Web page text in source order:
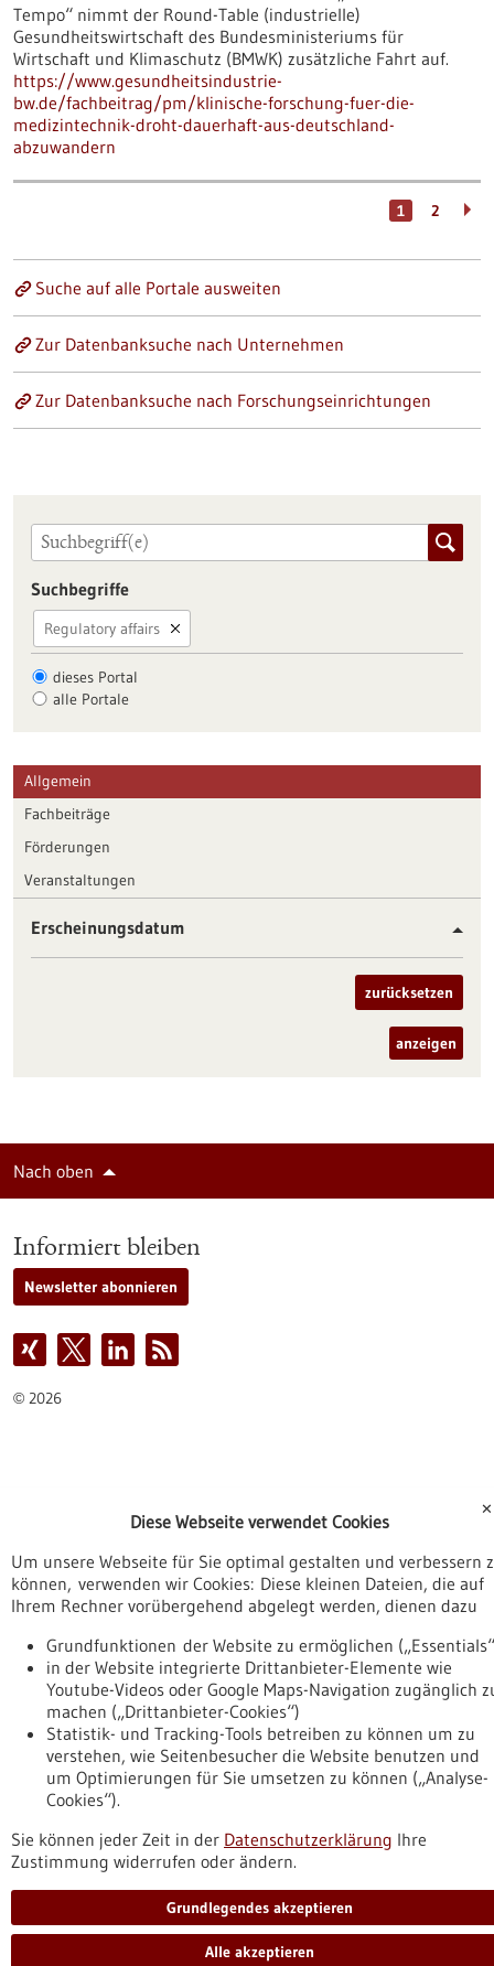
Tempo“ nimmt der Round-Table (industrielle)
Gesundheitswirtschaft des Bundesministeriums für
Wirtschaft und Klimaschutz (BMWK) zusätzliche Fahrt auf.
https://www.gesundheitsindustrie-
bw.de/fachbeitrag/pm/klinische-forschung-fuer-die-
medizintechnik-droht-dauerhaft-aus-deutschland-
abzuwandern
1 2
Suche auf alle Portale ausweiten
Zur Datenbanksuche nach Unternehmen
Zur Datenbanksuche nach Forschungseinrichtungen
Suchbegriffe
Regulatory affairs
dieses Portal
alle Portale
Allgemein
Fachbeiträge
Förderungen
Veranstaltungen
Erscheinungsdatum
zurücksetzen
anzeigen
Nach oben
Informiert bleiben
Newsletter abonnieren
© 2026
✕
Diese Webseite verwendet Cookies
Um unsere Webseite für Sie optimal gestalten und verbessern
können, verwenden wir Cookies: Diese kleinen Dateien, die auf
Ihrem Rechner vorübergehend abgelegt werden, dienen dazu
Grundfunktionen der Website zu ermöglichen
in der Website integrierte Drittanbieter-Elemente wie
Youtube-Videos oder Google Maps-Navigation zugänglich
machen („Drittanbieter-Cookies“)
Statistik- und Tracking-Tools betreiben zu können um zu
verstehen, wie Seitenbesucher die Website benutzen und
um Optimierungen für Sie umsetzen zu können („Analyse-
Cookies“).
Sie können jeder Zeit in der Datenschutzerklärung Ihre
Zustimmung widerrufen oder ändern.
Grundlegendes akzeptieren
Alle akzeptieren